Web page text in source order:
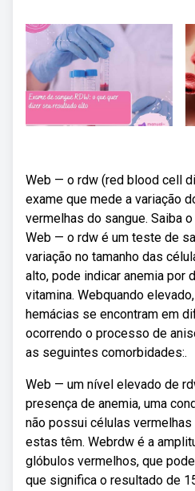
Web — o rdw (red blood cell
exame que mede a variação
vermelhas do sangue. Saiba
Web — o rdw é um teste de
variação no tamanho das
alto, pode indicar anemia por
vitamina. Webquando
hemácias se encontram em
ocorrendo o processo de
as seguintes comorbidades:.
Web — um nível elevado de
presença de anemia, uma
não possui células
estas têm. Webrdw é a
glóbulos vermelhos, que
que significa o resultado de